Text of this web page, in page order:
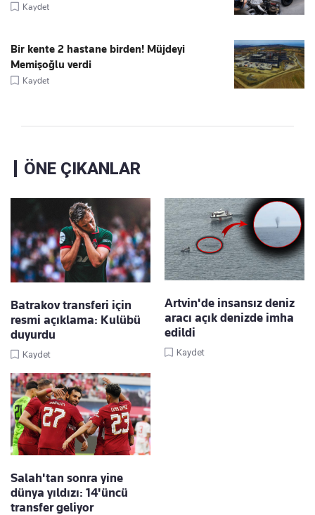
Kaydet
Bir kente 2 hastane birden! Müjdeyi
Memişoğlu verdi
Kaydet
ÖNE ÇIKANLAR
Batrakov transferi için
resmi açıklama: Kulübü
duyurdu
Kaydet
Artvin'de insansız deniz
aracı açık denizde imha
edildi
Kaydet
Salah'tan sonra yine
dünya yıldızı: 14'üncü
transfer geliyor